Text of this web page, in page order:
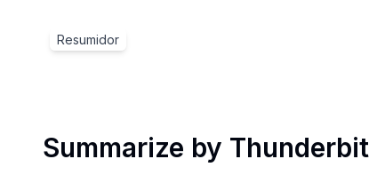
Resumidor
Summarize by Thunderbit